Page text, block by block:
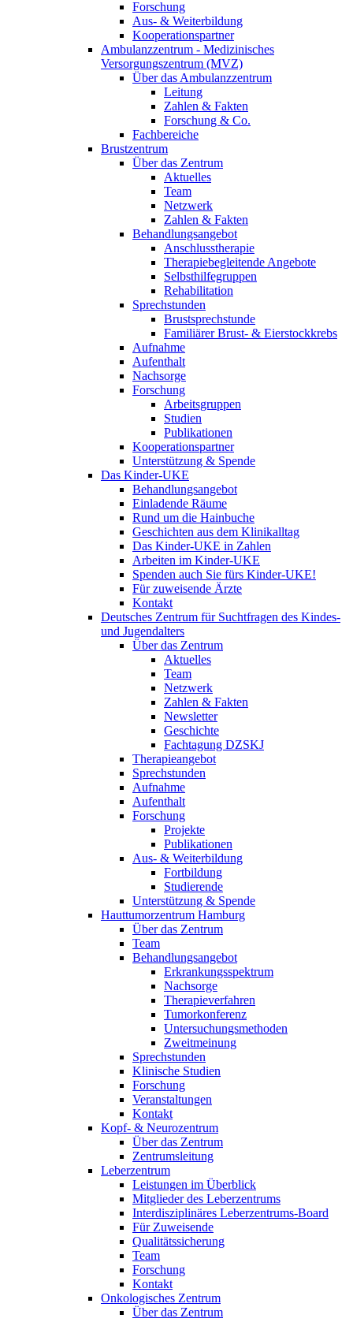
Forschung
Aus- & Weiterbildung
Kooperationspartner
Ambulanzzentrum - Medizinisches
Versorgungszentrum (MVZ)
Über das Ambulanzzentrum
Leitung
Zahlen & Fakten
Forschung & Co.
Fachbereiche
Brustzentrum
Über das Zentrum
Aktuelles
Team
Netzwerk
Zahlen & Fakten
Behandlungsangebot
Anschlusstherapie
Therapiebegleitende Angebote
Selbsthilfegruppen
Rehabilitation
Sprechstunden
Brustsprechstunde
Familiärer Brust- & Eierstockkrebs
Aufnahme
Aufenthalt
Nachsorge
Forschung
Arbeitsgruppen
Studien
Publikationen
Kooperationspartner
Unterstützung & Spende
Das Kinder-UKE
Behandlungsangebot
Einladende Räume
Rund um die Hainbuche
Geschichten aus dem Klinikalltag
Das Kinder-UKE in Zahlen
Arbeiten im Kinder-UKE
Spenden auch Sie fürs Kinder-UKE!
Für zuweisende Ärzte
Kontakt
Deutsches Zentrum für Suchtfragen des Kindes-
und Jugendalters
Über das Zentrum
Aktuelles
Team
Netzwerk
Zahlen & Fakten
Newsletter
Geschichte
Fachtagung DZSKJ
Therapieangebot
Sprechstunden
Aufnahme
Aufenthalt
Forschung
Projekte
Publikationen
Aus- & Weiterbildung
Fortbildung
Studierende
Unterstützung & Spende
Hauttumorzentrum Hamburg
Über das Zentrum
Team
Behandlungsangebot
Erkrankungsspektrum
Nachsorge
Therapieverfahren
Tumorkonferenz
Untersuchungsmethoden
Zweitmeinung
Sprechstunden
Klinische Studien
Forschung
Veranstaltungen
Kontakt
Kopf- & Neurozentrum
Über das Zentrum
Zentrumsleitung
Leberzentrum
Leistungen im Überblick
Mitglieder des Leberzentrums
Interdisziplinäres Leberzentrums-Board
Für Zuweisende
Qualitätssicherung
Team
Forschung
Kontakt
Onkologisches Zentrum
Über das Zentrum